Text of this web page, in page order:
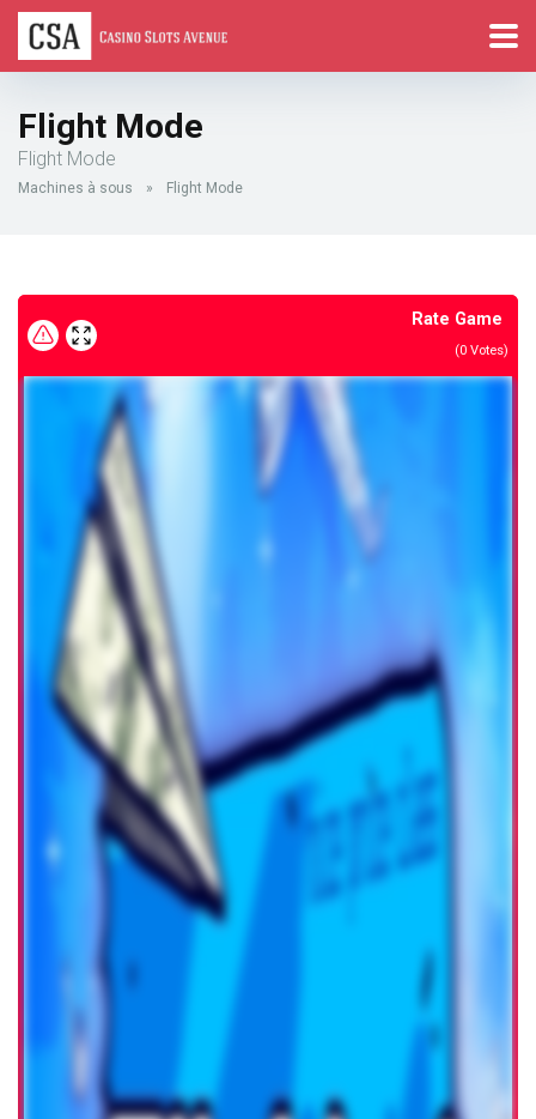
Flight Mode
Flight Mode
Machines à sous » Flight Mode
Rate Game
(0 Votes)